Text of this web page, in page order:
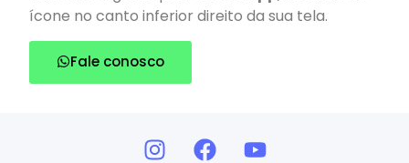
ícone no canto inferior direito da sua tela.
Fale conosco